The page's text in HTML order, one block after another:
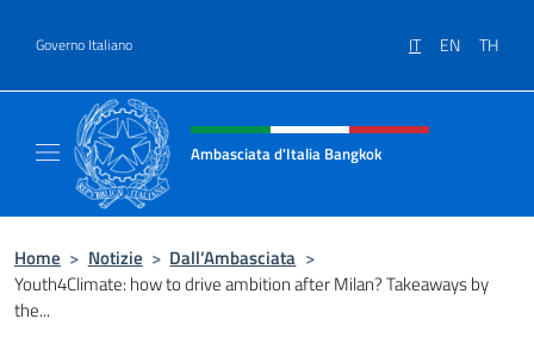
Governo Italiano IT EN TH
Intestazione sito, social e menù
Ambasciata d'Italia Bangkok
Home > Notizie > Dall’Ambasciata >
Youth4Climate: how to drive ambition after Milan? Takeaways by
the...